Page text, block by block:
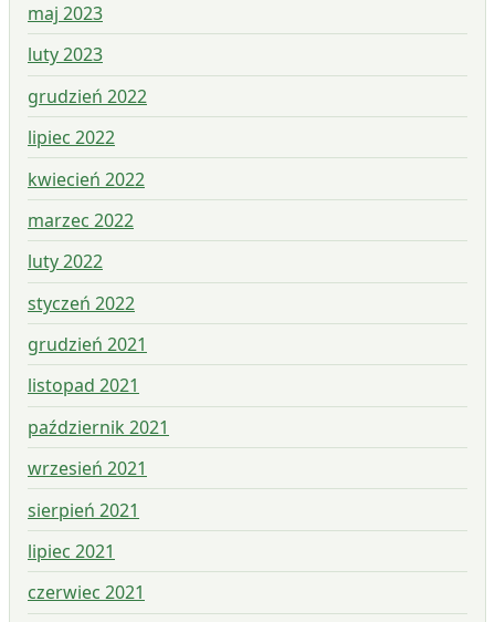
maj 2023
luty 2023
grudzień 2022
lipiec 2022
kwiecień 2022
marzec 2022
luty 2022
styczeń 2022
grudzień 2021
listopad 2021
październik 2021
wrzesień 2021
sierpień 2021
lipiec 2021
czerwiec 2021